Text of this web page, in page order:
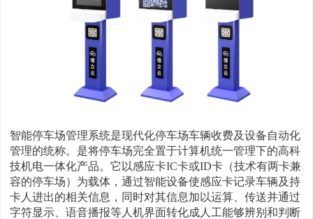
智能停车场管理系统是现代化停车场车辆收费及设备自动化
管理的统称。是将停车场完全置于计算机统一管理下的高科
技机电一体化产品。它以感应卡IC卡或ID卡（技术有两卡兼
容的停车场）为载体，通过智能设备使感应卡记录车辆及持
卡人进出的相关信息，同时对其信息加以运算、传送并通过
字符显示、语音播报等人机界面转化成人工能够辨别和判断